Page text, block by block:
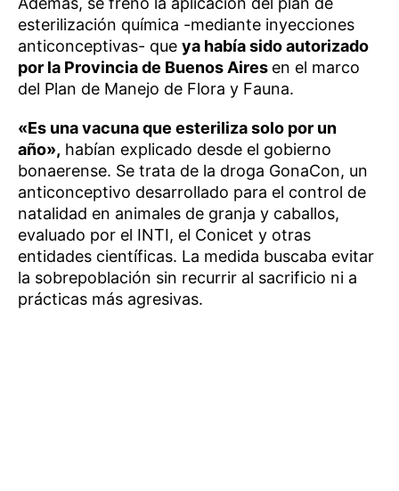
esterilización química -mediante inyecciones
anticonceptivas- que ya había sido autorizado
por la Provincia de Buenos Aires en el marco
del Plan de Manejo de Flora y Fauna.
«Es una vacuna que esteriliza solo por un
año», habían explicado desde el gobierno
bonaerense. Se trata de la droga GonaCon, un
anticonceptivo desarrollado para el control de
natalidad en animales de granja y caballos,
evaluado por el INTI, el Conicet y otras
entidades científicas. La medida buscaba evitar
la sobrepoblación sin recurrir al sacrificio ni a
prácticas más agresivas.